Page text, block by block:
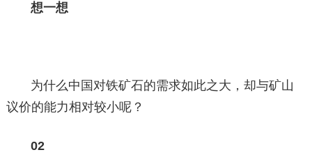
想一想
为什么中国对铁矿石的需求如此之大，却与矿山
议价的能力相对较小呢？
02